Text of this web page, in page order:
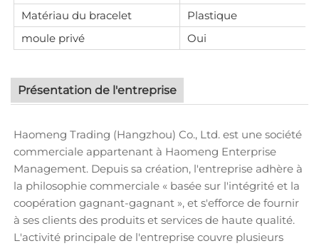
Matériau du bracelet
Plastique
moule privé
Oui
Présentation de l'entreprise
Haomeng Trading (Hangzhou) Co., Ltd. est une société
commerciale appartenant à Haomeng Enterprise
Management. Depuis sa création, l'entreprise adhère à
la philosophie commerciale « basée sur l'intégrité et la
coopération gagnant-gagnant », et s'efforce de fournir
à ses clients des produits et services de haute qualité.
L'activité principale de l'entreprise couvre plusieurs